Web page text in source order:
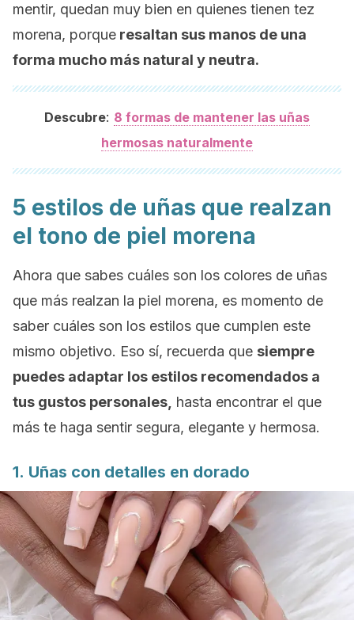
mentir, quedan muy bien en quienes tienen tez
morena, porque resaltan sus manos de una
forma mucho más natural y neutra.
Descubre: 8 formas de mantener las uñas
hermosas naturalmente
5 estilos de uñas que realzan
el tono de piel morena
Ahora que sabes cuáles son los colores de uñas
que más realzan la piel morena, es momento de
saber cuáles son los estilos que cumplen este
mismo objetivo. Eso sí, recuerda que siempre
puedes adaptar los estilos recomendados a
tus gustos personales, hasta encontrar el que
más te haga sentir segura, elegante y hermosa.
1. Uñas con detalles en dorado